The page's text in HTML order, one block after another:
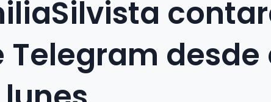
Telegram desde